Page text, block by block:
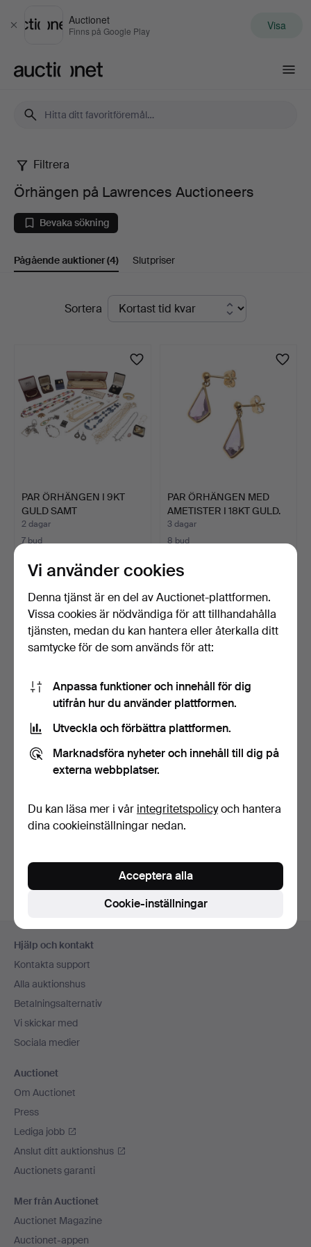
Stäng
Auctionet
Finns på Google Play Visa
Örhängen
på
Lawrences
Auctioneers
Filtrera
Örhängen på Lawrences Auctioneers
Bevaka sökning
Pågående auktioner(4) Slutpriser
PågåendeSortera
PAR ÖRHÄNGEN I 9KT
GULD SAMT
BIJOUTERIER.
2 dagar
7 bud
PAR ÖRHÄNGEN MED
AMETISTER I 18KT GULD.
3 dagar
8 bud
TRE PAR
MODEÖRHÄNGEN.
7 dagar
PAR RUBIN- OCH
7 dagar
Bevaka sökning
Sidfotsnavigation
Hjälp och kontakt
Kontakta support
Alla auktionshus
Betalningsalternativ
Vi skickar med
Sociala medier
Auctionet
Om Auctionet
Press
Lediga jobb
Anslut ditt auktionshus
Auctionets garanti
Mer från Auctionet
Auctionet Magazine
Auctionet-appen
Vi använder cookies
Denna tjänst är en del av Auctionet-plattformen.
Vissa cookies är nödvändiga för att tillhandahålla
tjänsten, medan du kan hantera eller återkalla ditt
samtycke för de som används för att:
Anpassa funktioner och innehåll för dig
utifrån hur du använder plattformen.
Utveckla och förbättra plattformen.
Marknadsföra nyheter och innehåll till dig på
externa webbplatser.
Du kan läsa mer i vår integritetspolicyoch hantera
dina cookieinställningar nedan.
Cookie-inställningar
Acceptera alla